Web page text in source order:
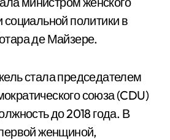
социальной политики в
де Майзере.
стала председателем
союза (CDU)
до 2018 года. В
женщиной,